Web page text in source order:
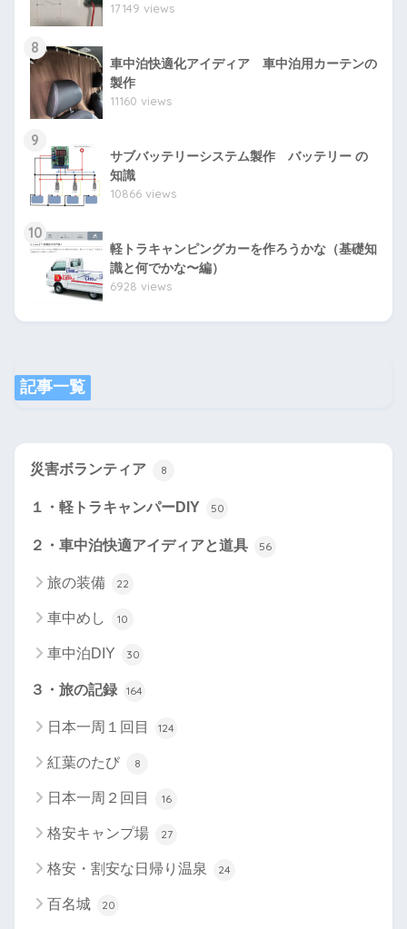
17149 views
8
車中泊快適化アイディア 車中泊用カーテンの
製作
11160 views
9
サブバッテリーシステム製作 バッテリー の
知識
10866 views
10
軽トラキャンピングカーを作ろうかな（基礎知
識と何でかな〜編）
6928 views
記事一覧
災害ボランティア 8
１・軽トラキャンパーDIY 50
２・車中泊快適アイディアと道具 56
旅の装備 22
車中めし 10
車中泊DIY 30
３・旅の記録 164
日本一周１回目 124
紅葉のたび 8
日本一周２回目 16
格安キャンプ場 27
格安・割安な日帰り温泉 24
百名城 20